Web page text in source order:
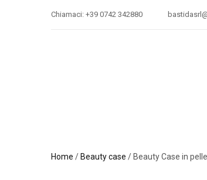
Chiamaci: +39 0742 342880
Home / Beauty case / Beauty Case in pelle